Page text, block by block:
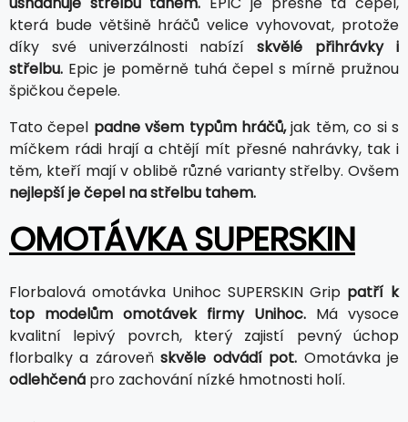
která bude většině hráčů velice vyhovovat, protože
díky své univerzálnosti nabízískvělé přihrávky i
střelbu. Epic je poměrně tuhá čepel s mírně pružnou
špičkou čepele.
Tato čepel padne všem typům hráčů,jak těm, co si s
míčkem rádi hrají a chtějí mít přesné nahrávky, tak i
těm, kteří mají v oblibě různé varianty střelby. Ovšem
nejlepší je čepel na střelbu tahem.
OMOTÁVKA SUPERSKIN
Florbalová omotávka Unihoc SUPERSKIN Grip patří k
top modelům omotávek firmy Unihoc. Má vysoce
kvalitní lepivý povrch, který zajistí pevný úchop
florbalky a zároveň skvěle odvádí pot. Omotávka je
odlehčená pro zachování nízké hmotnosti holí.